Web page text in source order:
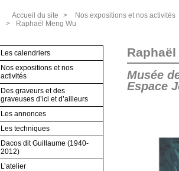
Accueil du site >
Nos expositions et nos activités
>
Raphaël Meng Wu
Musée
Espace
Les calendriers
Nos expositions et nos
activités
Des graveurs et des
graveuses d’ici et d’ailleurs
Les annonces
Les techniques
Dacos dit Guillaume (1940-
2012)
L’atelier